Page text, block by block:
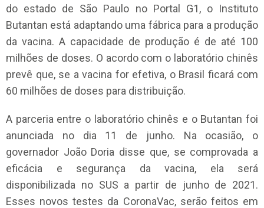
do estado de São Paulo no Portal G1, o Instituto
Butantan está adaptando uma fábrica para a produção
da vacina. A capacidade de produção é de até 100
milhões de doses. O acordo com o laboratório chinês
prevê que, se a vacina for efetiva, o Brasil ficará com
60 milhões de doses para distribuição.
A parceria entre o laboratório chinês e o Butantan foi
anunciada no dia 11 de junho. Na ocasião, o
governador João Doria disse que, se comprovada a
eficácia e segurança da vacina, ela será
disponibilizada no SUS a partir de junho de 2021.
Esses novos testes da CoronaVac, serão feitos em